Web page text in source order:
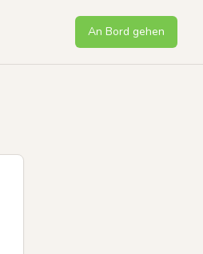
An Bord gehen